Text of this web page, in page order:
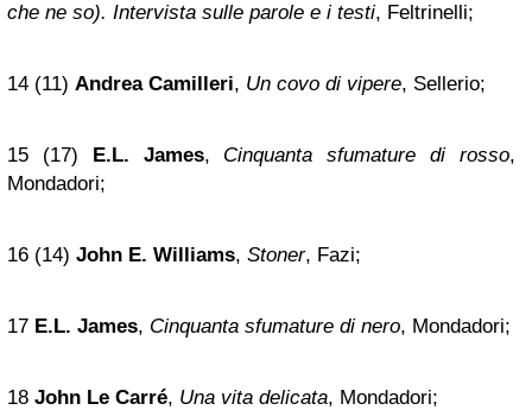
che ne so). Intervista sulle parole e i testi, Feltrinelli;
14 (11) Andrea Camilleri, Un covo di vipere, Sellerio;
15 (17) E.L. James, Cinquanta sfumature di rosso,
Mondadori;
16 (14) John E. Williams, Stoner, Fazi;
17 E.L. James, Cinquanta sfumature di nero, Mondadori;
18 John Le Carré, Una vita delicata, Mondadori;